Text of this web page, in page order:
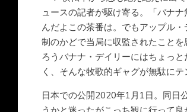
ュースの記者が駆け寄る。「バナ
んだよこの茶番は。でもアップル
制のかどで当局に収監されたこと
ろうバナナ・デイリーにはちょっ
く、そんな牧歌的ギャグが無駄にテ
日本での公開2020年1月1日。同日